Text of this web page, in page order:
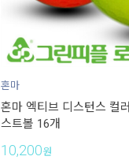
혼마
혼마 엑티브 디스턴스 컬
스트볼 16개
10,200원